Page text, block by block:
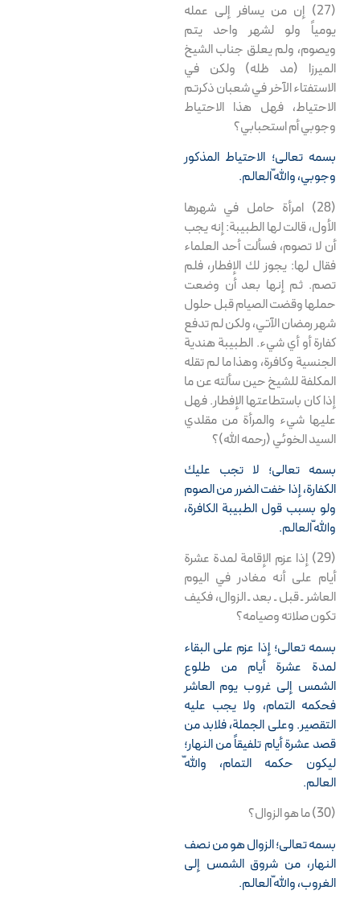
(27) إن من يسافر إلى عمله
يومياً ولو لشهر واحد يتم
ويصوم، ولم يعلق جناب الشيخ
الميرزا (مد ظله) ولكن في
الاستفتاء الآخر في شعبان ذكرتم
الاحتياط، فهل هذا الاحتياط
وجوبي أم استحبابي؟
بسمه تعالى؛ الاحتياط المذكور
وجوبي، واللّه العالم.
(28) امرأة حامل في شهرها
الأول، قالت لها الطبيبة: إنه يجب
أن لا تصوم، فسألت أحد العلماء
فقال لها: يجوز لك الإفطار، فلم
تصم. ثم إنها بعد أن وضعت
حملها وقضت الصيام قبل حلول
شهر رمضان الآتي، ولكن لم تدفع
كفارة أو أي شيء. الطبيبة هندية
الجنسية وكافرة، وهذا ما لم تقله
المكلفة للشيخ حين سألته عن ما
إذا كان باستطاعتها الإفطار. فهل
عليها شيء والمرأة من مقلدي
السيد الخوئي (رحمه الله)؟
بسمه تعالى؛ لا تجب عليك
الكفارة، إذا خفت الضرر من الصوم
ولو بسبب قول الطبيبة الكافرة،
واللّه العالم.
(29) إذا عزم الإقامة لمدة عشرة
أيام على أنه مغادر في اليوم
العاشر ـ قبل ـ بعد ـ الزوال، فكيف
تكون صلاته وصيامه؟
بسمه تعالى؛ إذا عزم على البقاء
لمدة عشرة أيام من طلوع
الشمس إلى غروب يوم العاشر
فحكمه التمام، ولا يجب عليه
التقصير. وعلى الجملة، فلابد من
قصد عشرة أيام تلفيقاً من النهار؛
ليكون حكمه التمام، واللّه
العالم.
(30) ما هو الزوال؟
بسمه تعالى؛ الزوال هو من نصف
النهار، من شروق الشمس إلى
الغروب، واللّه العالم.